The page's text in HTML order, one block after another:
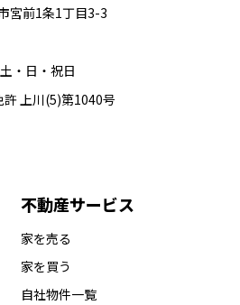
宮前1条1丁目3-3
・日・祝日
上川(5)第1040号
不動産サービス
家を売る
家を買う
自社物件一覧